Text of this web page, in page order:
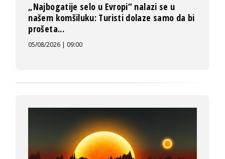
„Najbogatije selo u Evropi“ nalazi se u
našem komšiluku: Turisti dolaze samo da bi
prošeta...
05/08/2026 | 09:00